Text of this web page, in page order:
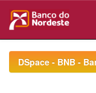
navigationDSpace - BNB -